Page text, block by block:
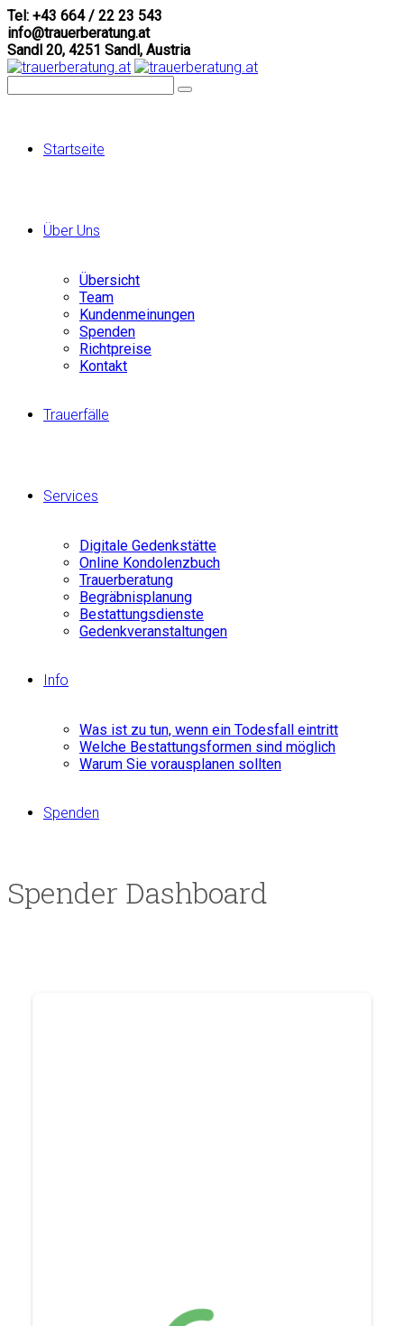
Tel: +43 664 / 22 23 543
info@trauerberatung.at
Sandl 20, 4251 Sandl, Austria
Startseite
Über Uns
Übersicht
Team
Kundenmeinungen
Spenden
Richtpreise
Kontakt
Trauerfälle
Services
Digitale Gedenkstätte
Online Kondolenzbuch
Trauerberatung
Begräbnisplanung
Bestattungsdienste
Gedenkveranstaltungen
Info
Was ist zu tun, wenn ein Todesfall eintritt
Welche Bestattungsformen sind möglich
Warum Sie vorausplanen sollten
Spenden
Spender Dashboard